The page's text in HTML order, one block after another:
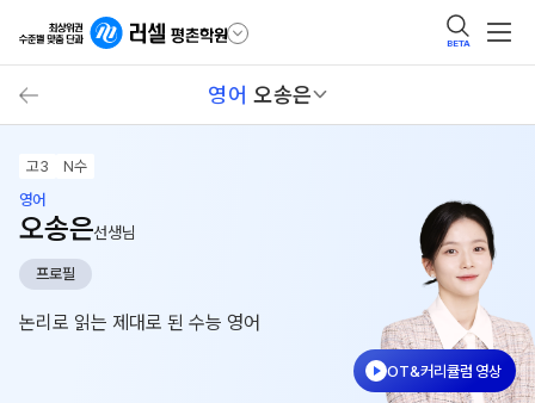
BETA
영어 오송은
고3
N수
영어
오송은선생님
프로필
논리로 읽는 제대로 된 수능 영어
OT&커리큘럼 영상